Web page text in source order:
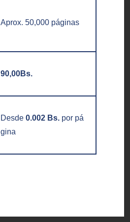
Aprox. 50,000 páginas
90,00Bs.
Desde 0.002 Bs.por pá
gina